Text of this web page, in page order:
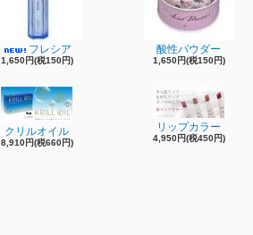
フレシア
1,650円(税150円)
酸性パウダー
1,650円(税150円)
クリルオイル
8,910円(税660円)
リップカラー
4,950円(税450円)